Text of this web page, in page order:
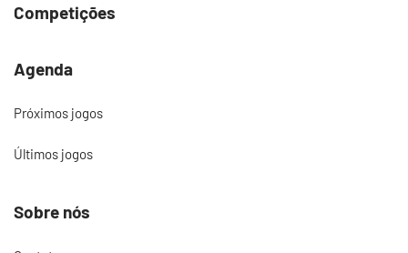
Competições
Agenda
Próximos jogos
Últimos jogos
Sobre nós